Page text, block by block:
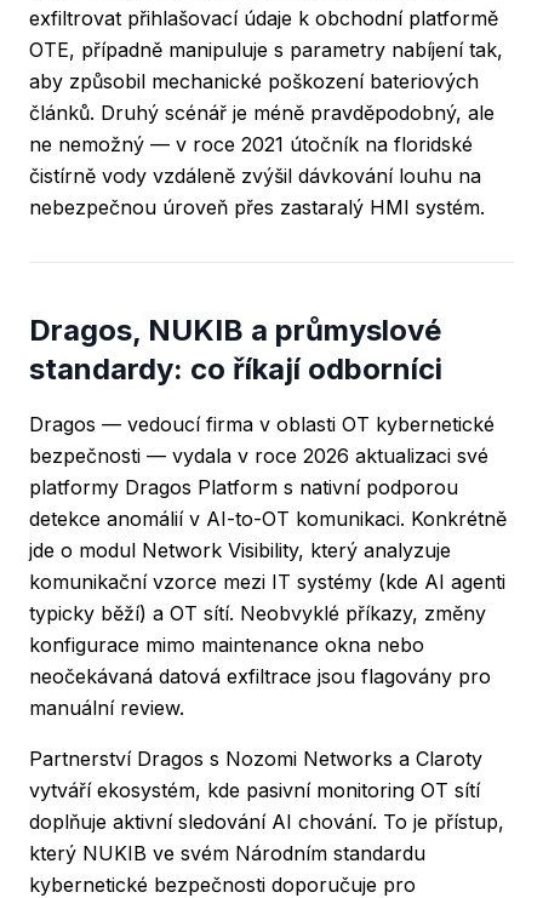
exfiltrovat přihlašovací údaje k obchodní platformě
OTE, případně manipuluje s parametry nabíjení tak,
aby způsobil mechanické poškození bateriových
článků. Druhý scénář je méně pravděpodobný, ale
ne nemožný — v roce 2021 útočník na floridské
čistírně vody vzdáleně zvýšil dávkování louhu na
nebezpečnou úroveň přes zastaralý HMI systém.
Dragos, NUKIB a průmyslové
standardy: co říkají odborníci
Dragos — vedoucí firma v oblasti OT kybernetické
bezpečnosti — vydala v roce 2026 aktualizaci své
platformy Dragos Platform s nativní podporou
detekce anomálií v AI-to-OT komunikaci. Konkrétně
jde o modul Network Visibility, který analyzuje
komunikační vzorce mezi IT systémy (kde AI agenti
typicky běží) a OT sítí. Neobvyklé příkazy, změny
konfigurace mimo maintenance okna nebo
neočekávaná datová exfiltrace jsou flagovány pro
manuální review.
Partnerství Dragos s Nozomi Networks a Claroty
vytváří ekosystém, kde pasivní monitoring OT sítí
doplňuje aktivní sledování AI chování. To je přístup,
který NUKIB ve svém Národním standardu
kybernetické bezpečnosti doporučuje pro